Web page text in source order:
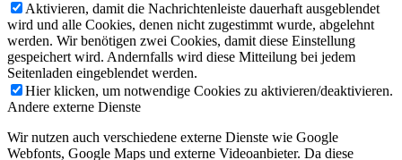
Aktivieren, damit die Nachrichtenleiste dauerhaft ausgeblendet
wird und alle Cookies, denen nicht zugestimmt wurde, abgelehnt
werden. Wir benötigen zwei Cookies, damit diese Einstellung
gespeichert wird. Andernfalls wird diese Mitteilung bei jedem
Seitenladen eingeblendet werden.
Hier klicken, um notwendige Cookies zu aktivieren/deaktivieren.
Andere externe Dienste
Wir nutzen auch verschiedene externe Dienste wie Google
Webfonts, Google Maps und externe Videoanbieter. Da diese